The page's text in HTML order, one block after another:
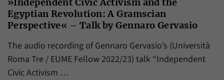
Egyptian Revolution: A Gramscian
Perspective« – Talk by Gennaro Gervasio
The audio recording of Gennaro Gervasio’s (Università
Roma Tre / EUME Fellow 2022/23) talk “Independent
Civic Activism …